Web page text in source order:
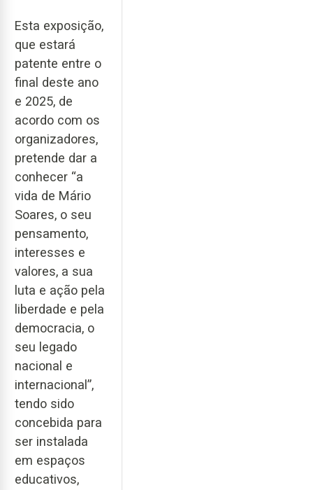
Esta exposição,
que estará
patente entre o
final deste ano
e 2025, de
acordo com os
organizadores,
pretende dar a
conhecer “a
vida de Mário
Soares, o seu
pensamento,
interesses e
valores, a sua
luta e ação pela
liberdade e pela
democracia, o
seu legado
nacional e
internacional”,
tendo sido
concebida para
ser instalada
em espaços
educativos,